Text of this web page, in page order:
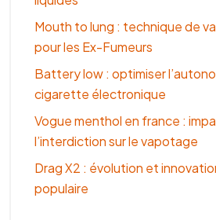
Mouth to lung : technique de
pour les Ex-Fumeurs
Battery low : optimiser
cigarette électronique
Vogue menthol en france :
l’interdiction sur le vapotage
Drag X2 : évolution et
populaire